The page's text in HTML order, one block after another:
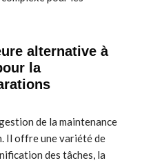
alternative à
la
de la maintenance
Il offre une variété de
des tâches, la